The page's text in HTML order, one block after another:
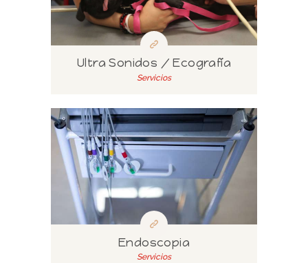
Ultra Sonidos / Ecografía
Servicios
Endoscopia
Servicios